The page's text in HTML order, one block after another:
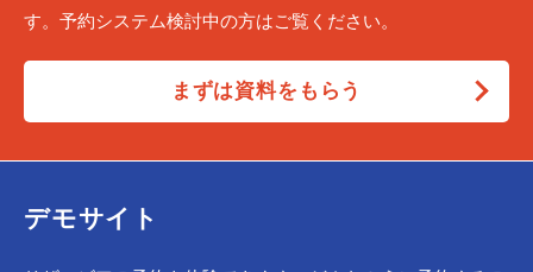
す。予約システム検討中の方はご覧ください。
まずは資料をもらう
デモサイト